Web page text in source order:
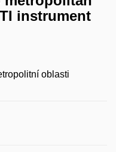
instrument
oblasti